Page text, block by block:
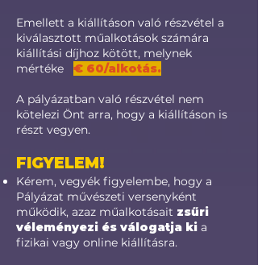
Emellett a kiállításon való részvétel a
kiválasztott műalkotások számára
kiállítási díjhoz kötött, melynek
mértéke € 60/alkotás.
A pályázatban való részvétel nem
kötelezi Önt arra, hogy a kiállításon is
részt vegyen.
FIGYELEM!
Kérem, vegyék figyelembe, hogy a
Pályázat művészeti versenyként
működik, azaz műalkotásait zsűri
véleményezi és válogatja ki a
fizikai vagy online kiállításra.